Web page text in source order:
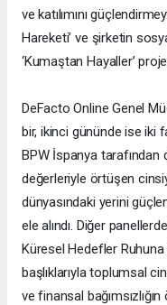
ve katılımını
Hareketi’ ve şirketin
‘Kumaştan Hayaller’
DeFacto Online Genel
bir, ikinci gününde ise iki
BPW İspanya tarafından
değerleriyle örtüşen
dünyasındaki yerini
ele alındı. Diğer
Küresel Hedefler
başlıklarıyla toplumsal
ve finansal